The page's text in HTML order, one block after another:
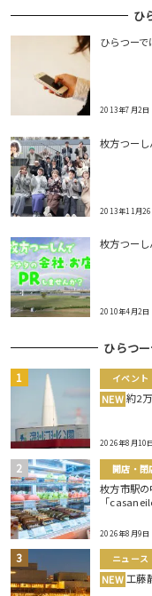
ひ
ひらつー
2013年7月2日
枚方つー
2013年11月26
枚方つー
2010年4月2日
ひらつ
イベント
NEW 約2
2026年8月10日
開店・閉
枚方市駅
「
2026年8月9日
ニュース
NEW 工藤